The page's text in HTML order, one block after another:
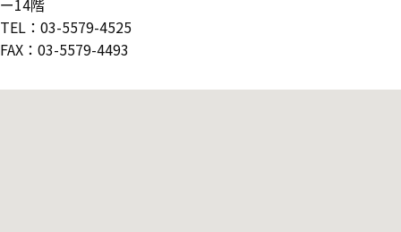
ー14階
TEL：03-5579-4525
FAX：03-5579-4493